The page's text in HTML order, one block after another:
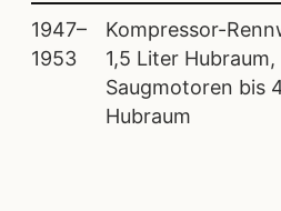
1947–
1953
Kompressor-
1,5 Liter Hubraum,
Saugmotoren bis
Hubraum